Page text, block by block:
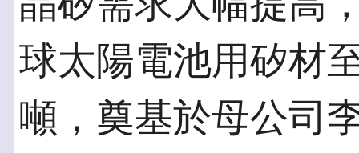
球太陽電池用矽材
噸，奠基於母公司